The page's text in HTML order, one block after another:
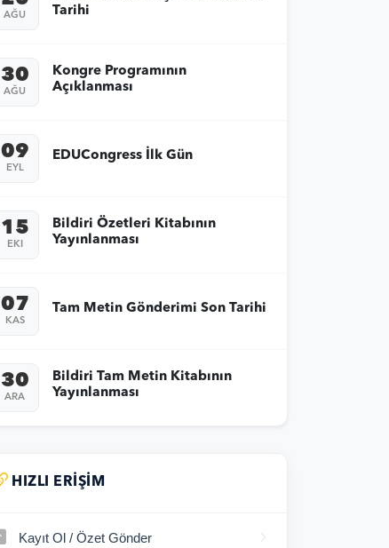
AĞU
Tarihi
30
AĞU
Kongre Programının
Açıklanması
09
EYL
EDUCongress İlk Gün
15
EKI
Bildiri Özetleri Kitabının
Yayınlanması
07
KAS
Tam Metin Gönderimi Son Tarihi
30
ARA
Bildiri Tam Metin Kitabının
Yayınlanması
HIZLI ERIŞIM
Kayıt Ol / Özet Gönder